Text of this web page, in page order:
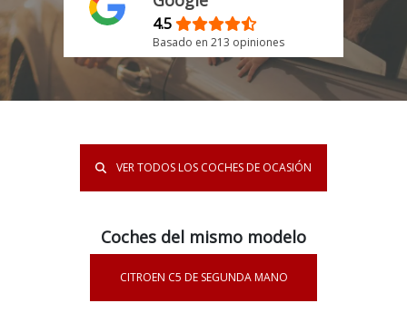
4.5
Basado en 213 opiniones
VER TODOS LOS COCHES DE OCASIÓN
Coches del mismo modelo
CITROEN C5 DE SEGUNDA MANO